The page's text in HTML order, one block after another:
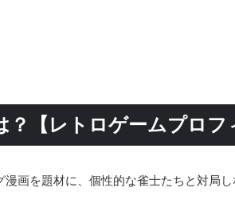
【レトロゲームプロフ
画を題材に、個性的な雀士たちと対局